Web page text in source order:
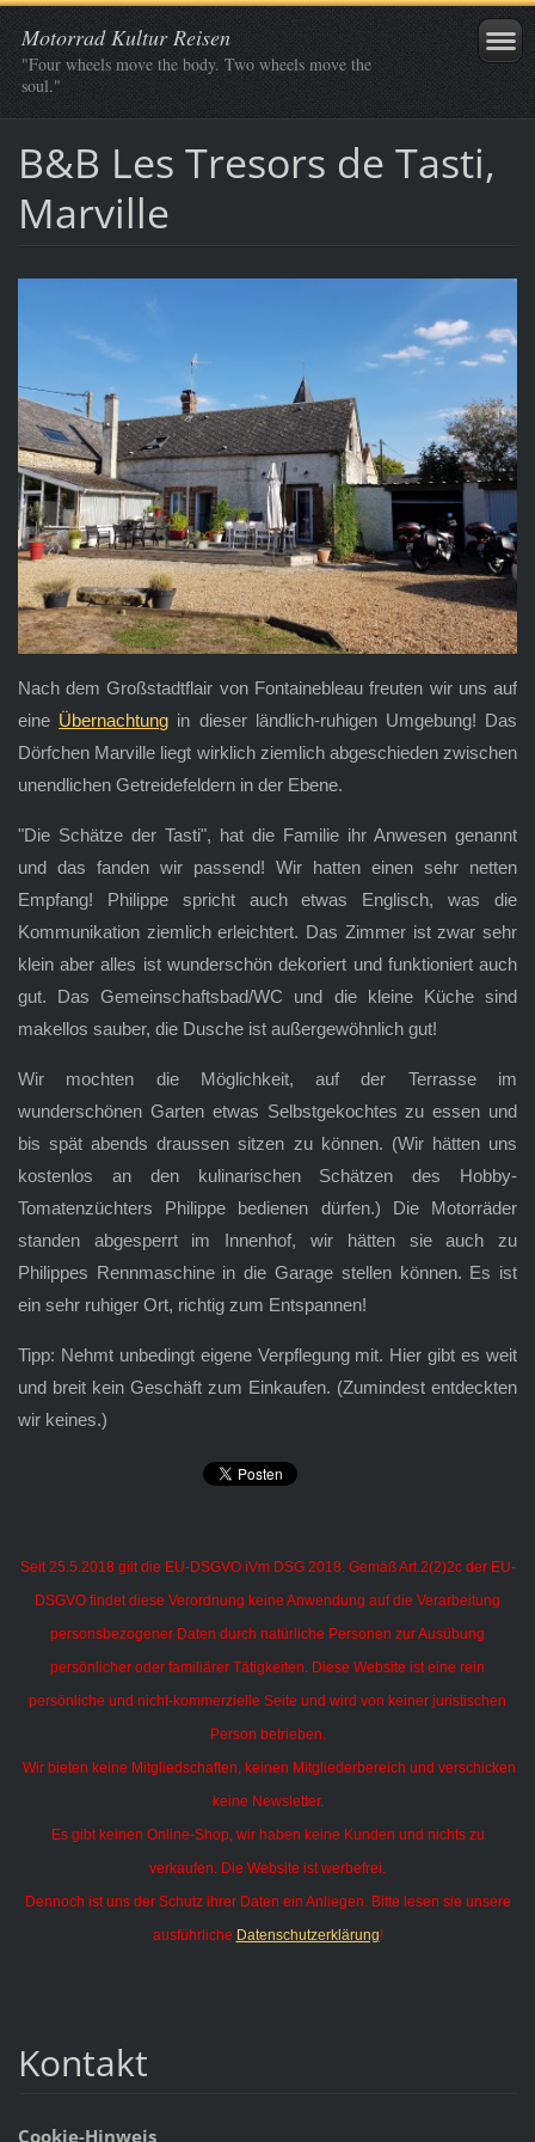
Motorrad Kultur Reisen
"Four wheels move the body. Two wheels move the
soul."
B&B Les Tresors de Tasti,
Marville
Nach dem Großstadtflair von Fontainebleau freuten wir uns auf
eine Übernachtung in dieser ländlich-ruhigen Umgebung! Das
Dörfchen Marville liegt wirklich ziemlich abgeschieden zwischen
unendlichen Getreidefeldern in der Ebene.
"Die Schätze der Tasti", hat die Familie ihr Anwesen genannt
und das fanden wir passend! Wir hatten einen sehr netten
Empfang! Philippe spricht auch etwas Englisch, was die
Kommunikation ziemlich erleichtert. Das Zimmer ist zwar sehr
klein aber alles ist wunderschön dekoriert und funktioniert auch
gut. Das Gemeinschaftsbad/WC und die kleine Küche sind
makellos sauber, die Dusche ist außergewöhnlich gut!
Wir mochten die Möglichkeit, auf der Terrasse im
wunderschönen Garten etwas Selbstgekochtes zu essen und
bis spät abends draussen sitzen zu können. (Wir hätten uns
kostenlos an den kulinarischen Schätzen des Hobby-
Tomatenzüchters Philippe bedienen dürfen.) Die Motorräder
standen abgesperrt im Innenhof, wir hätten sie auch zu
Philippes Rennmaschine in die Garage stellen können. Es ist
ein sehr ruhiger Ort, richtig zum Entspannen!
Tipp: Nehmt unbedingt eigene Verpflegung mit. Hier gibt es weit
und breit kein Geschäft zum Einkaufen. (Zumindest entdeckten
wir keines.)
Seit 25.5.2018 gilt die EU-DSGVO iVm DSG 2018. Gemäß Art.2(2)2c der EU-
DSGVO findet diese Verordnung keine Anwendung auf die Verarbeitung
personsbezogener Daten durch natürliche Personen zur Ausübung
persönlicher oder familiärer Tätigkeiten. Diese Website ist eine rein
persönliche und nicht-kommerzielle Seite und wird von keiner juristischen
Person betrieben.
Wir bieten keine Mitgliedschaften, keinen Mitgliederbereich und verschicken
keine Newsletter.
Es gibt keinen Online-Shop, wir haben keine Kunden und nichts zu
verkaufen. Die Website ist werbefrei.
Dennoch ist uns der Schutz ihrer Daten ein Anliegen. Bitte lesen sie unsere
ausführliche Datenschutzerklärung!
Kontakt
Cookie-Hinweis